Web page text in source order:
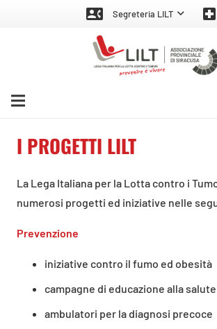
contact_phone Segreteria LILT local_hospital
I PROGETTI LILT
La Lega Italiana per la Lotta contro i
numerosi progetti ed iniziative nelle
Prevenzione
iniziative contro il fumo ed obesità
campagne di educazione alla salute
ambulatori per la diagnosi precoce